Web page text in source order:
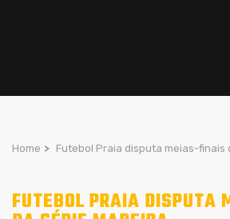
Home > Futebol Praia disputa meias-finais
FUTEBOL PRAIA DISPUTA